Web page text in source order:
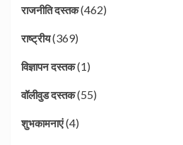
राजनीति दस्तक(462)
राष्ट्रीय(369)
विज्ञापन दस्तक(1)
वॉलीवुड दस्तक(55)
शुभकामनाएं(4)